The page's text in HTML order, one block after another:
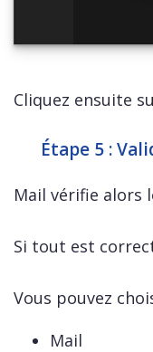
Cliquez ensuite
Étape 5 :
Mail vérifie alors
Si tout est
Vous pouvez
Mail